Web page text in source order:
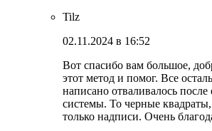
Tilz
02.11.2024 в 16:52
Вот спасибо вам большое,
этот метод и помог. Все
написано отваливалось
системы. То черные
только надписи. Очень